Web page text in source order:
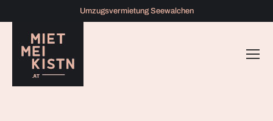
Umzugsvermietung Seewalchen